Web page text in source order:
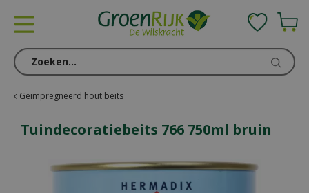
Geïmpregneerd hout beits
Tuindecoratiebeits 766 750ml bruin